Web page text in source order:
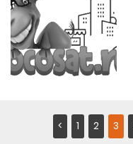
< 1 2 3